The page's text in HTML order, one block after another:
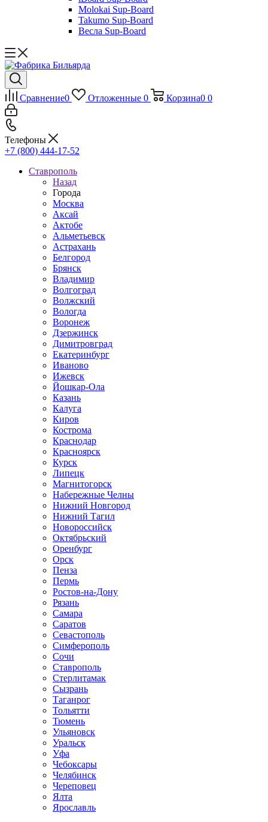
Molokai Sup-Board
Takumo Sup-Board
Весла Sup-Board
Сравнение0 Отложенные 0 Корзина0 0
Телефоны
+7 (800) 444-17-52
Ставрополь
Назад
Города
Москва
Аксай
Актобе
Альметьевск
Астрахань
Белгород
Брянск
Владимир
Волгоград
Волжский
Вологда
Воронеж
Дзержинск
Димитровград
Екатеринбург
Иваново
Ижевск
Йошкар-Ола
Казань
Калуга
Киров
Кострома
Краснодар
Красноярск
Курск
Липецк
Магнитогорск
Набережные Челны
Нижний Новгород
Нижний Тагил
Новороссийск
Октябрьский
Оренбург
Орск
Пенза
Пермь
Ростов-на-Дону
Рязань
Самара
Саратов
Севастополь
Симферополь
Сочи
Ставрополь
Стерлитамак
Сызрань
Таганрог
Тольятти
Тюмень
Ульяновск
Уральск
Уфа
Чебоксары
Челябинск
Череповец
Ялта
Ярославль